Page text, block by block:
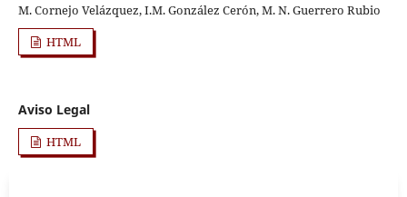
M. Cornejo Velázquez, I.M. González Cerón, M. N. Guerrero Rubio
HTML
Aviso Legal
HTML